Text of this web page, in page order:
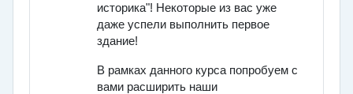
историка"! Некоторые из вас уже
даже успели выполнить первое
здание!
В рамках данного курса попробуем с
вами расширить наши